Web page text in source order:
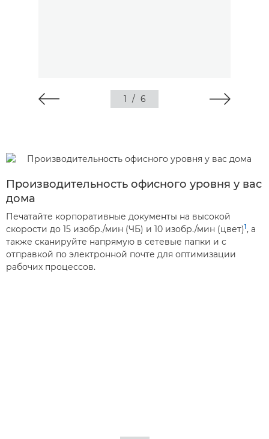
1 / 6
Производительность офисного уровня у вас
дома
Печатайте корпоративные документы на высокой
скорости до 15 изобр./мин (ЧБ) и 10 изобр./мин (цвет)1, а
также сканируйте напрямую в сетевые папки и с
отправкой по электронной почте для оптимизации
рабочих процессов.